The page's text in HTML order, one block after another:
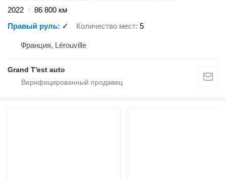
2022
86 800 км
Правый руль
✓ Количество мест 5
Франция, Lérouville
Grand T'est auto